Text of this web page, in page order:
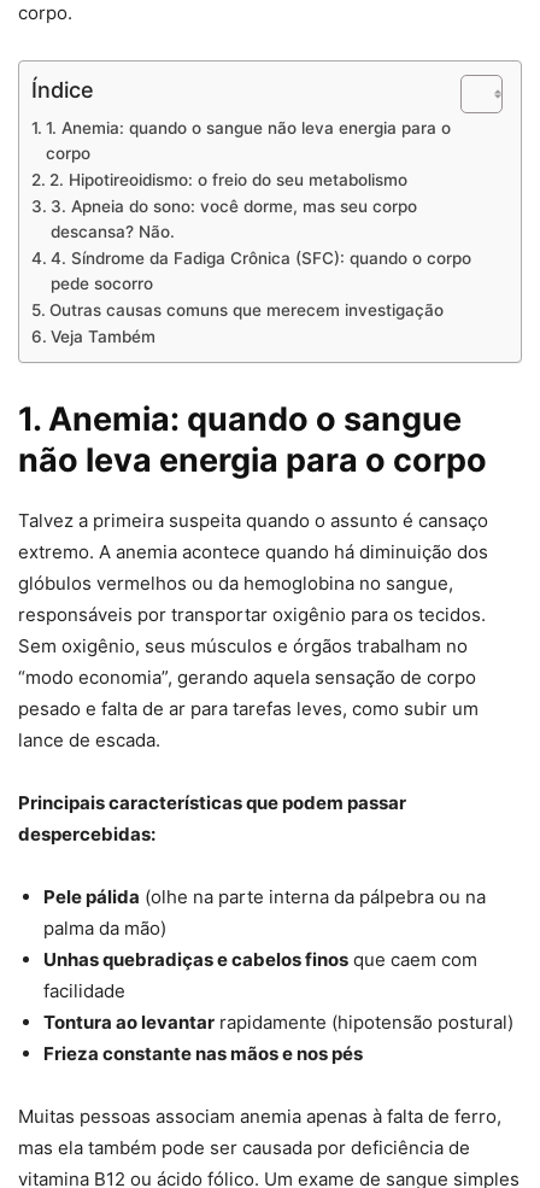
corpo.
Índice
1. Anemia: quando o sangue não leva energia para o
corpo
2. Hipotireoidismo: o freio do seu metabolismo
3. Apneia do sono: você dorme, mas seu corpo
descansa? Não.
4. Síndrome da Fadiga Crônica (SFC): quando o corpo
pede socorro
Outras causas comuns que merecem investigação
Veja Também
1. Anemia: quando o sangue
não leva energia para o corpo
Talvez a primeira suspeita quando o assunto é cansaço
extremo. A anemia acontece quando há diminuição dos
glóbulos vermelhos ou da hemoglobina no sangue,
responsáveis por transportar oxigênio para os tecidos.
Sem oxigênio, seus músculos e órgãos trabalham no
“modo economia”, gerando aquela sensação de corpo
pesado e falta de ar para tarefas leves, como subir um
lance de escada.
Principais características que podem passar
despercebidas:
Pele pálida (olhe na parte interna da pálpebra ou na
palma da mão)
Unhas quebradiças e cabelos finos que caem com
facilidade
Tontura ao levantar rapidamente (hipotensão postural)
Frieza constante nas mãos e nos pés
Muitas pessoas associam anemia apenas à falta de ferro,
mas ela também pode ser causada por deficiência de
vitamina B12 ou ácido fólico. Um exame de sangue simples